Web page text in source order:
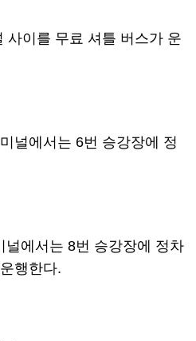
사이를 무료 셔틀 버스가 운
널에서는 6번 승강장에 정
널에서는 8번 승강장에 정차
행한다.